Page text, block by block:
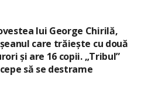
lui George Chirilă,
care trăiește cu două
și are 16 copii. „Tribul”
să se destrame